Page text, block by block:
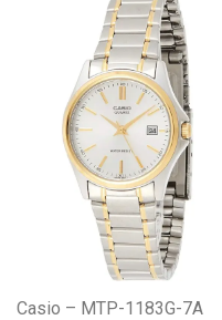
Casio – MTP-1183G-7A